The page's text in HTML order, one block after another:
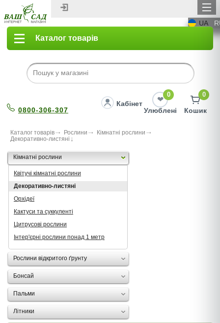
UA
Каталог товарів
0800-306-307
Кабінет
0
Улюблені
0
Кошик
Каталог товарів Рослини
Кімнатні рослини
Декоративно-листяні
Кімнатні рослини
Квітучі кімнатні рослини
Декоративно-листяні
Орхідеї
Кактуси та суккуленті
Цитрусові рослини
Інтер'єрні рослини понад 1 метр
Рослини відкритого ґрунту
Бонсай
Пальми
Літники